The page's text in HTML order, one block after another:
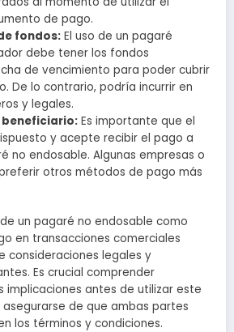
de pago.
fondos: El uso de un pagaré
debe tener los fondos
de vencimiento para poder cubrir
De lo contrario, podría incurrir en
y legales.
Es importante que el
y acepte recibir el pago a
no endosable. Algunas empresas o
otros métodos de pago más
un pagaré no endosable como
en transacciones comerciales
consideraciones legales y
Es crucial comprender
implicaciones antes de utilizar este
de que ambas partes
los términos y condiciones.